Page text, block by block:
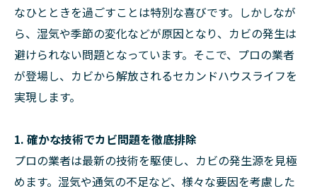
なひとときを過ごすことは特別な喜びです。しかしなが
ら、湿気や季節の変化などが原因となり、カビの発生は
避けられない問題となっています。そこで、プロの業者
が登場し、カビから解放されるセカンドハウスライフを
実現します。
1. 確かな技術でカビ問題を徹底排除
プロの業者は最新の技術を駆使し、カビの発生源を見極
めます。湿気や通気の不足など、様々な要因を考慮した